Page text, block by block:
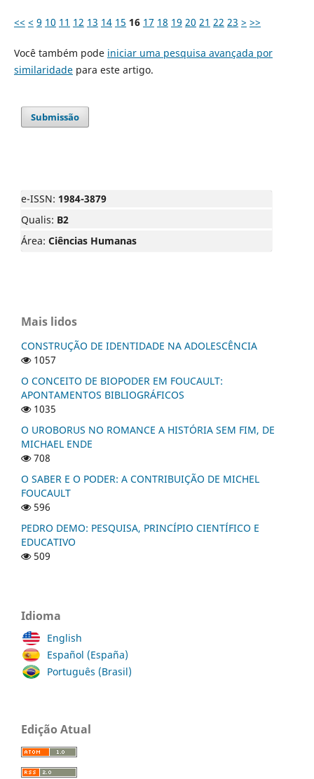
<< < 9 10 11 12 13 14 15 16 17 18 19 20 21 22 23 > >>
Você também pode iniciar uma pesquisa avançada por
similaridadepara este artigo.
Submissão
e-ISSN: 1984-3879
Qualis: B2
Área: Ciências Humanas
Mais lidos
CONSTRUÇÃO DE IDENTIDADE NA ADOLESCÊNCIA
1057
O CONCEITO DE BIOPODER EM FOUCAULT:
APONTAMENTOS BIBLIOGRÁFICOS
1035
O UROBORUS NO ROMANCE A HISTÓRIA SEM FIM, DE
MICHAEL ENDE
708
O SABER E O PODER: A CONTRIBUIÇÃO DE MICHEL
FOUCAULT
596
PEDRO DEMO: PESQUISA, PRINCÍPIO CIENTÍFICO E
EDUCATIVO
509
Idioma
English
Español (España)
Português (Brasil)
Edição Atual